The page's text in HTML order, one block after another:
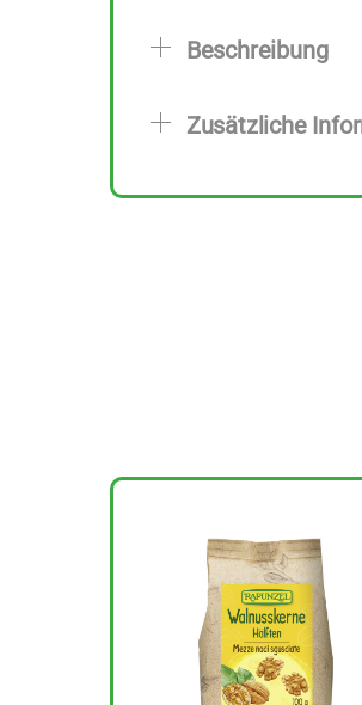
Beschreibung
Zusätzliche